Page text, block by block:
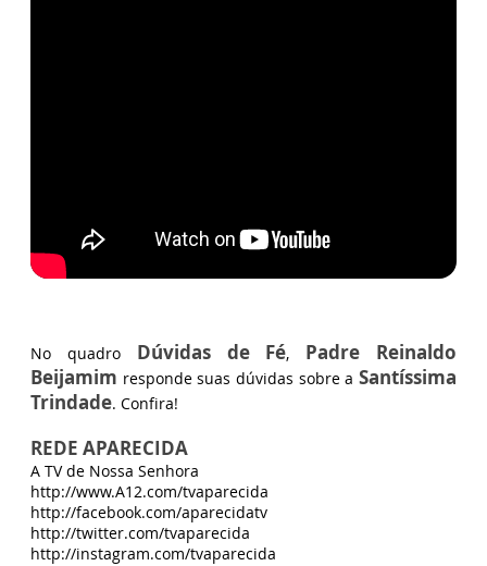
No quadro Dúvidas de Fé, Padre Reinaldo
Beijamim responde suas dúvidas sobre a Santíssima
Trindade. Confira!
REDE APARECIDA
A TV de Nossa Senhora
http://www.A12.com/tvaparecida
http://facebook.com/aparecidatv
http://twitter.com/tvaparecida
http://instagram.com/tvaparecida